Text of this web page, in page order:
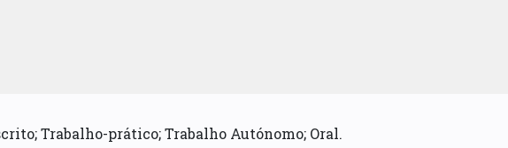
Trabalho-prático; Trabalho Autónomo; Oral.